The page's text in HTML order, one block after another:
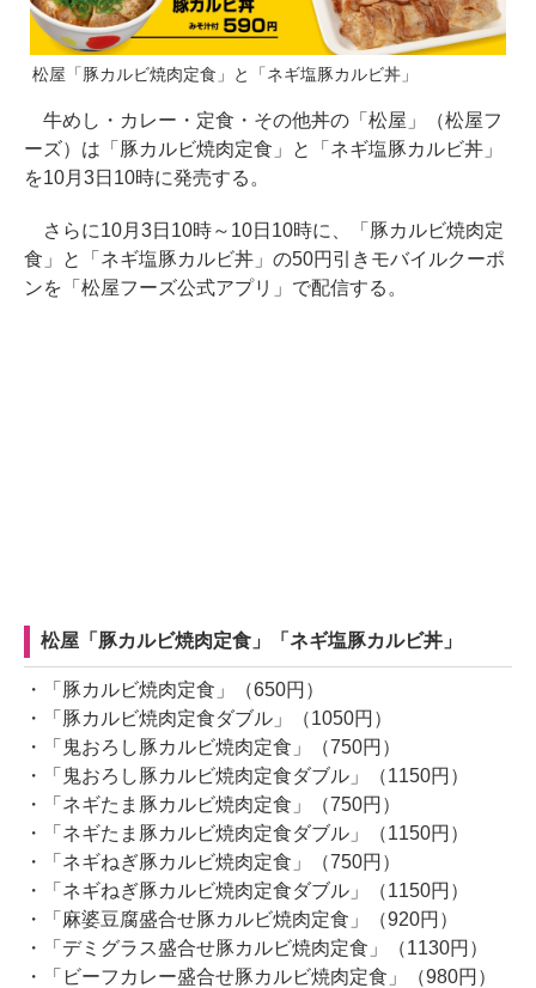
松屋「豚カルビ焼肉定食」と「ネギ塩豚カルビ丼」
牛めし・カレー・定食・その他丼の「松屋」（松屋フ
ーズ）は「豚カルビ焼肉定食」と「ネギ塩豚カルビ丼」
を10月3日10時に発売する。
さらに10月3日10時～10日10時に、「豚カルビ焼肉定
食」と「ネギ塩豚カルビ丼」の50円引きモバイルクーポ
ンを「松屋フーズ公式アプリ」で配信する。
松屋「豚カルビ焼肉定食」「ネギ塩豚カルビ丼」
・「豚カルビ焼肉定食」（650円）
・「豚カルビ焼肉定食ダブル」（1050円）
・「鬼おろし豚カルビ焼肉定食」（750円）
・「鬼おろし豚カルビ焼肉定食ダブル」（1150円）
・「ネギたま豚カルビ焼肉定食」（750円）
・「ネギたま豚カルビ焼肉定食ダブル」（1150円）
・「ネギねぎ豚カルビ焼肉定食」（750円）
・「ネギねぎ豚カルビ焼肉定食ダブル」（1150円）
・「麻婆豆腐盛合せ豚カルビ焼肉定食」（920円）
・「デミグラス盛合せ豚カルビ焼肉定食」（1130円）
・「ビーフカレー盛合せ豚カルビ焼肉定食」（980円）